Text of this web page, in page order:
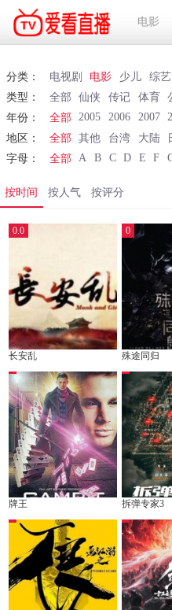
电影
分类： 电视剧 电影 少儿 综艺
类型：
全部 仙侠 传记 体育
年份：
全部 2005 2006 2007
地区：
全部 其他 台湾 大陆
字母：
全部 A B C D E F
按时间 按人气 按评分
0.0
长安乱
0
殊途同归
牌王 拆弹专家3